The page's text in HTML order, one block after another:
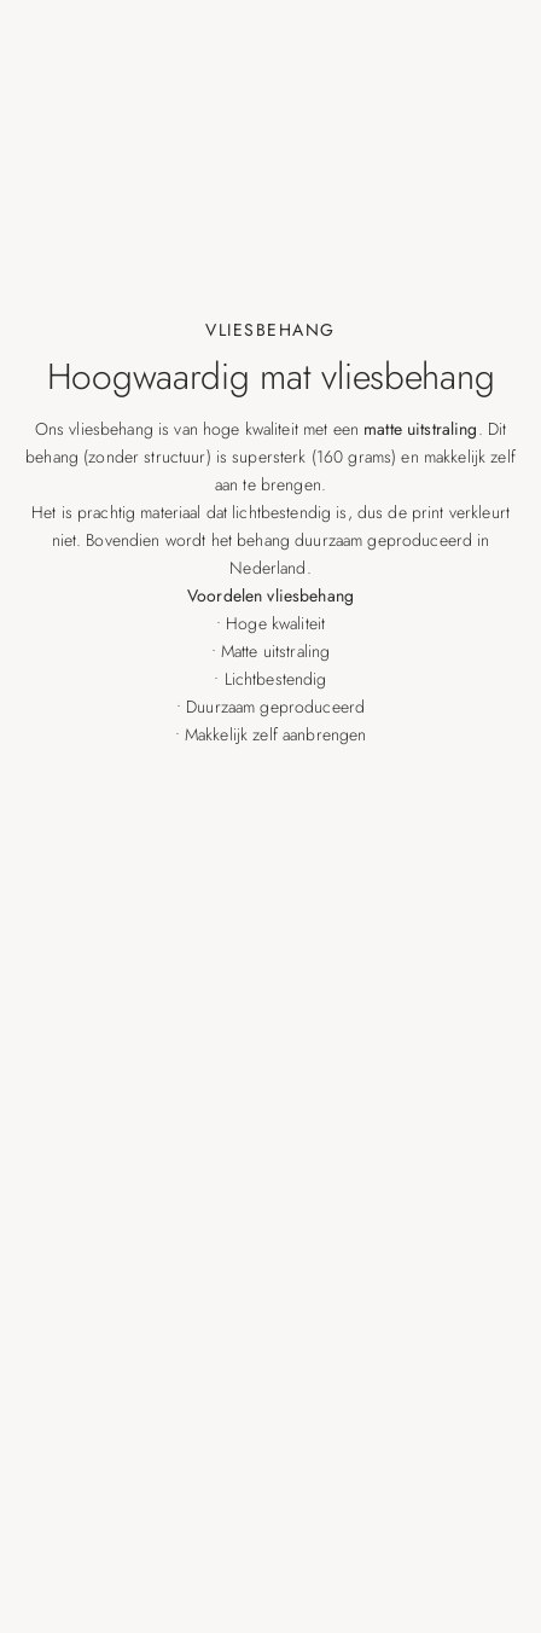
VLIESBEHANG
Hoogwaardig mat vliesbehang
Ons vliesbehang is van hoge kwaliteit met een matte uitstraling. Dit
behang (zonder structuur) is supersterk (160 grams) en makkelijk zelf
aan te brengen.
Het is prachtig materiaal dat lichtbestendig is, dus de print verkleurt
niet. Bovendien wordt het behang duurzaam geproduceerd in
Nederland.
Voordelen vliesbehang
• Hoge kwaliteit
• Matte uitstraling
• Lichtbestendig
• Duurzaam geproduceerd
• Makkelijk zelf aanbrengen